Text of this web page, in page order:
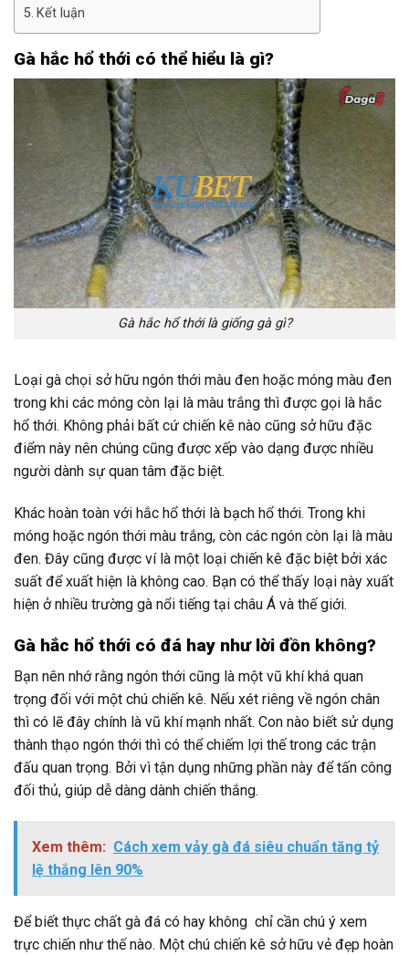
Kết luận
Gà hắc hổ thới có thể hiểu là gì?
Gà hắc hổ thới là giống gà gì?
Loại gà chọi sở hữu ngón thới màu đen hoặc móng màu đen
trong khi các móng còn lại là màu trắng thì được gọi là hắc
hổ thới. Không phải bất cứ chiến kê nào cũng sở hữu đặc
điểm này nên chúng cũng được xếp vào dạng được nhiều
người dành sự quan tâm đặc biệt.
Khác hoàn toàn với hắc hổ thới là bạch hổ thới. Trong khi
móng hoặc ngón thới màu trắng, còn các ngón còn lại là màu
đen. Đây cũng được ví là một loại chiến kê đặc biệt bởi xác
suất để xuất hiện là không cao. Bạn có thể thấy loại này xuất
hiện ở nhiều trường gà nổi tiếng tại châu Á và thế giới.
Gà hắc hổ thới có đá hay như lời đồn không?
Bạn nên nhớ rằng ngón thới cũng là một vũ khí khá quan
trọng đối với một chú chiến kê. Nếu xét riêng về ngón chân
thì có lẽ đây chính là vũ khí mạnh nhất. Con nào biết sử dụng
thành thạo ngón thới thì có thể chiếm lợi thế trong các trận
đấu quan trọng. Bởi vì tận dụng những phần này để tấn công
đối thủ, giúp dễ dàng dành chiến thắng.
Xem thêm: Cách xem vảy gà đá siêu chuẩn tăng tỷ
lệ thắng lên 90%
Để biết thực chất gà đá có hay không chỉ cần chú ý xem
trực chiến như thế nào. Một chú chiến kê sở hữu vẻ đẹp hoàn